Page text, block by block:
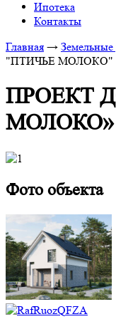
Ипотека
Контакты
Главная → Земельные
"ПТИЧЬЕ МОЛОКО"
ПРОЕКТ
МОЛОКО»
Фото объекта